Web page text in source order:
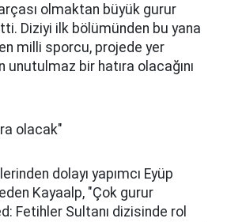
olmaktan büyük gurur
Diziyi ilk bölümünden bu yana
milli sporcu, projede yer
unutulmaz bir hatıra olacağını
olacak"
dolayı yapımcı Eyüp
Kayaalp, "Çok gurur
Fetihler Sultanı dizisinde rol